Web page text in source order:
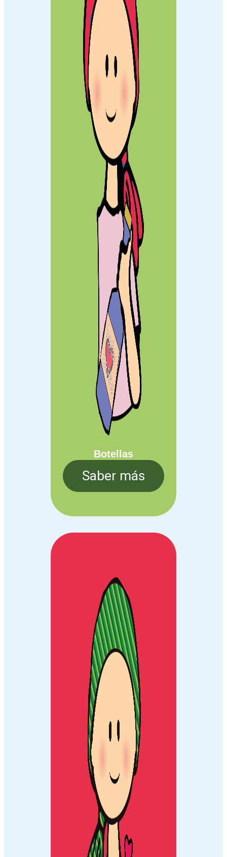
Botellas
Saber más